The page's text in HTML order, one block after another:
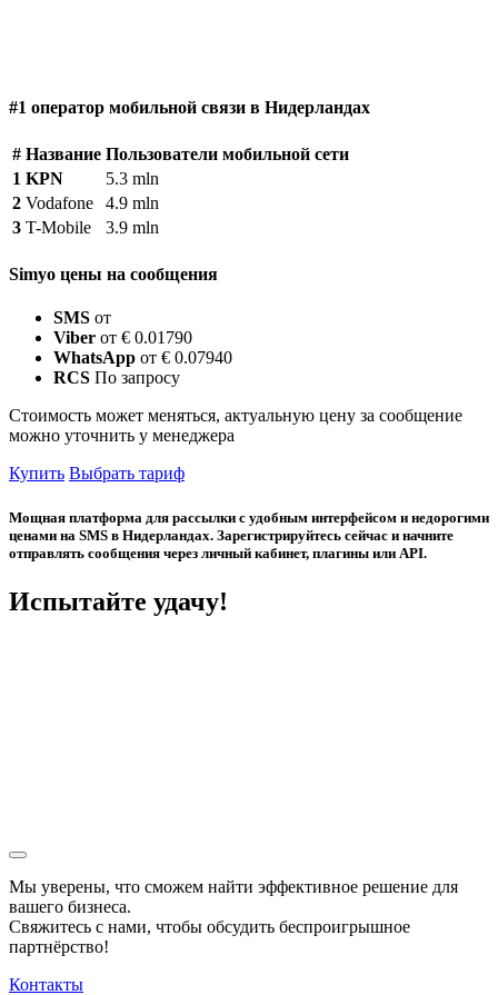
#1 оператор мобильной связи в Нидерландах
# Название Пользователи мобильной сети
1 KPN
5.3 mln
2 Vodafone
4.9 mln
3 T-Mobile 3.9 mln
Simyo цены на сообщения
SMS от
Viber от € 0.01790
WhatsApp от € 0.07940
RCS По запросу
Стоимость может меняться, актуальную цену за сообщение
можно уточнить у менеджера
Купить Выбрать тариф
Мощная платформа для рассылки с удобным интерфейсом и недорогими
ценами на SMS в Нидерландах. Зарегистрируйтесь сейчас и начните
отправлять сообщения через личный кабинет, плагины или API.
Испытайте удачу!
Мы уверены, что сможем найти эффективное решение для
вашего бизнеса.
Свяжитесь с нами, чтобы обсудить беспроигрышное
партнёрство!
Контакты